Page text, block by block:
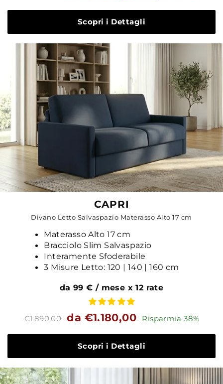
standard
Scopri i Dettagli
CAPRI
Divano Letto Salvaspazio Materasso Alto 17 cm
Materasso Alto 17 cm
Bracciolo Slim Salvaspazio
Interamente Sfoderabile
3 Misure Letto: 120 | 140 | 160 cm
da 99 € / mese x 12 rate
Prezzo
standard
€1.890,00 Prezzo
da €1.180,00 Risparmia 38%
Scopri i Dettagli